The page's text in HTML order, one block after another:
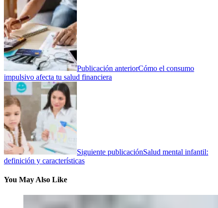
Publicación anteriorCómo el consumo
impulsivo afecta tu salud financiera
Siguiente publicaciónSalud mental infantil:
definición y características
You May Also Like